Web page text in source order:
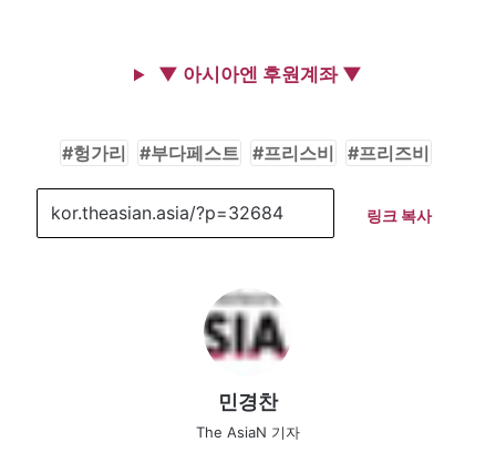
▼ 아시아엔 후원계좌 ▼
헝가리 부다페스트 프리스비 프리즈비
링크 복사
민경찬
The AsiaN 기자